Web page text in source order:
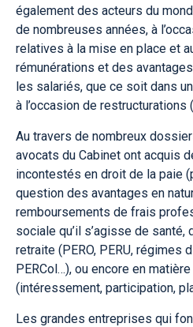
également des acteurs du
de nombreuses années, à
relatives à la mise en place et
rémunérations et des
les salariés, que ce soit dans
à l’occasion de
Au travers de nombreux
avocats du Cabinet ont acquis
incontestés en droit de la paie
question des avantages en
remboursements de frais
sociale qu’il s’agisse de santé,
retraite (PERO, PERU, régimes
PERCol…), ou encore en
(intéressement, participation,
Les grandes entreprises qui